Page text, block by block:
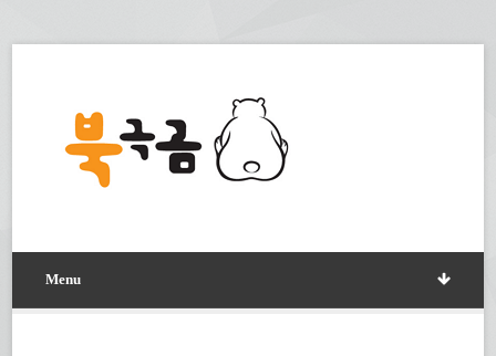
Menu